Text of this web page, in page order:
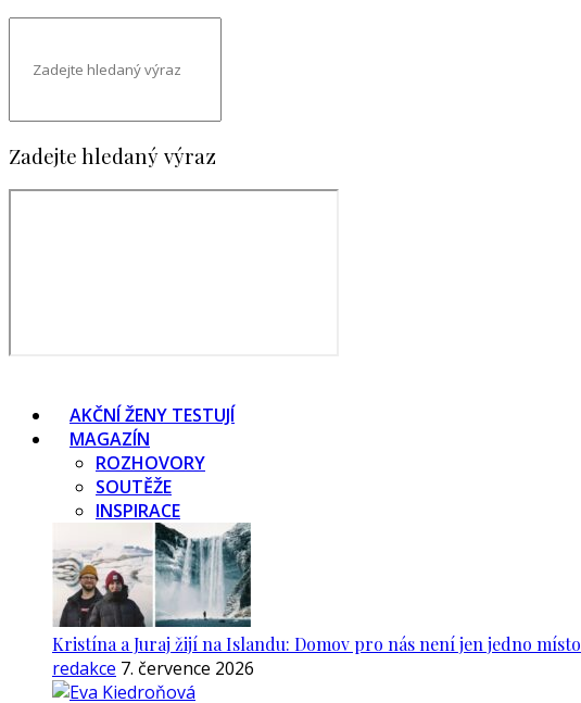
Zadejte hledaný výraz
AKČNÍ ŽENY TESTUJÍ
MAGAZÍN
ROZHOVORY
SOUTĚŽE
INSPIRACE
Kristína a Juraj žijí na Islandu: Domov pro nás není jen jedno místo
redakce 7. července 2026